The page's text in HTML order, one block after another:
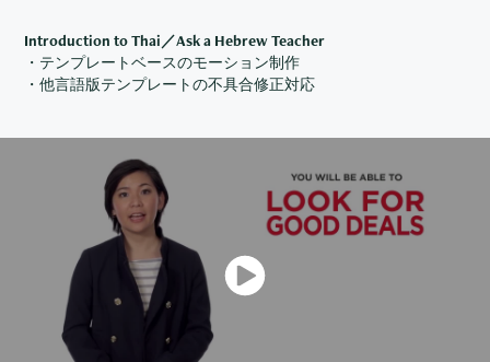
Introduction to Thai／Ask a Hebrew Teacher
・テンプレートベースのモーション制作
・他言語版テンプレートの不具合修正対応